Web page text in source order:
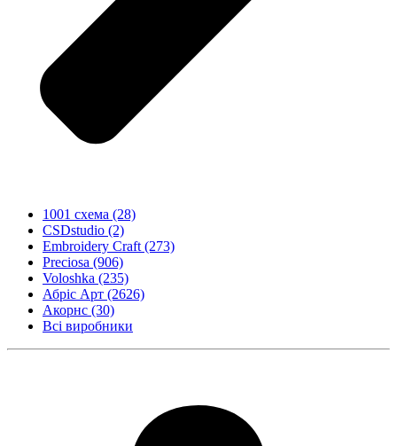
1001 схема (28)
CSDstudio (2)
Embroidery Craft (273)
Preciosa (906)
Voloshka (235)
Абріс Арт (2626)
Акорнс (30)
Всі виробники